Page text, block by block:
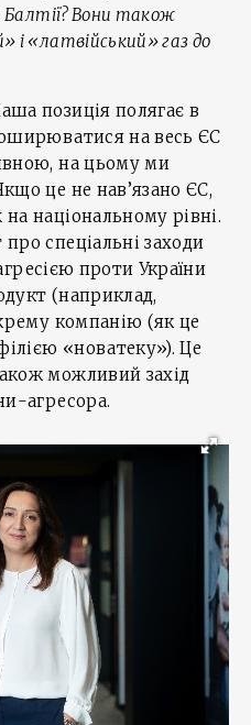
Вони також
і «латвійський» газ до
позиція полягає в
на весь ЄС
на цьому ми
це не нав’язано ЄС,
національному рівні.
спеціальні заходи
проти України
(наприклад,
компанію (як це
«новатеку»). Це
можливий захід
агресора.